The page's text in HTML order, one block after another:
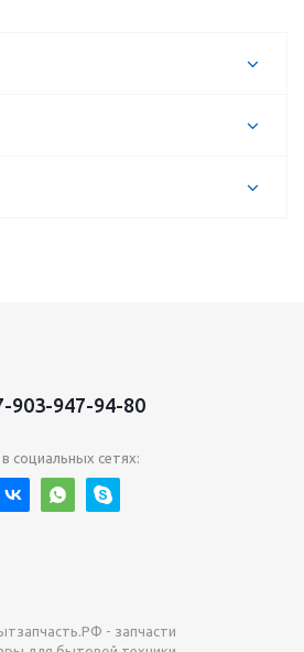
903-947-94-80
социальных сетях:
- запчасти